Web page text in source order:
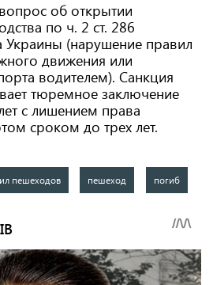
об открытии
по ч. 2 ст. 286
Украины (нарушение правил
движения или
водителем). Санкция
тюремное заключение
с лишением права
сроком до трех лет.
пешеходов пешеход погиб